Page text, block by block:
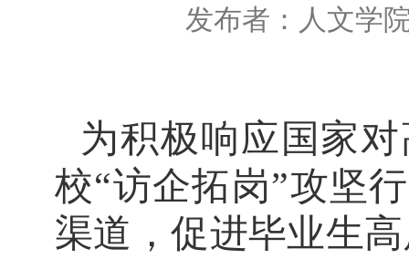
发布者：人文学
为积极响应国家
校“访企拓岗”攻坚
渠道，促进毕业生